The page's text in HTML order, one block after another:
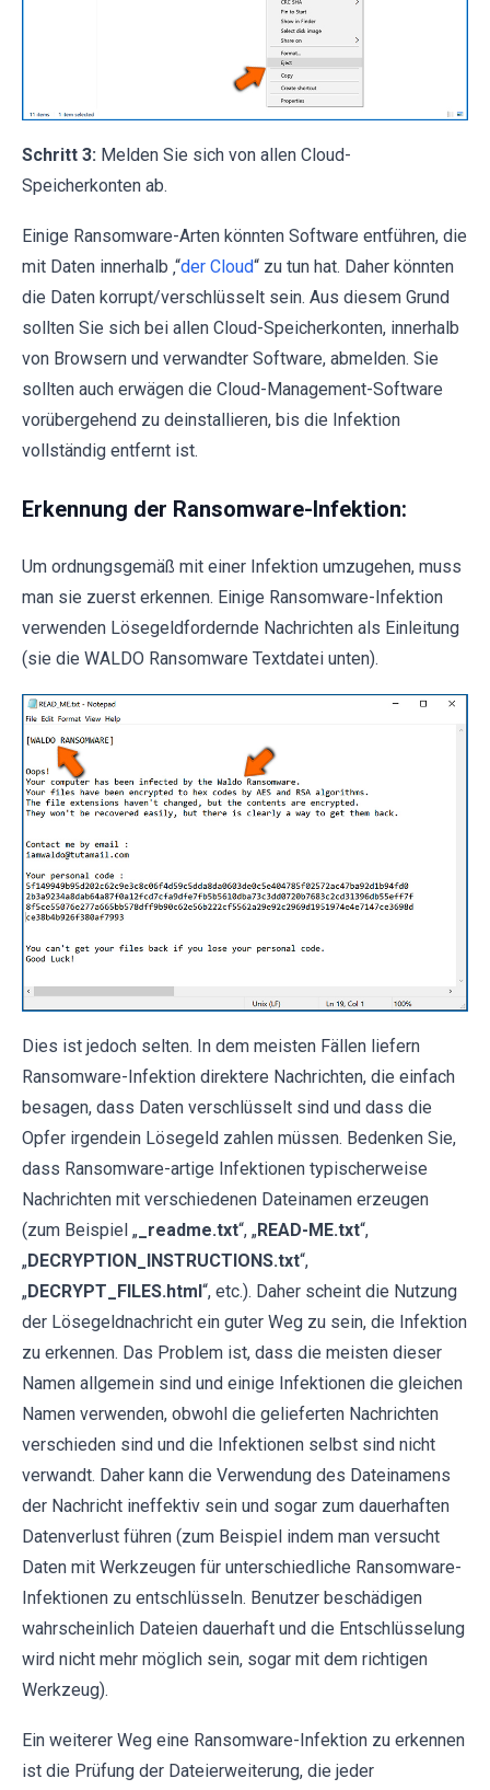
Schritt 3: Melden Sie sich von allen Cloud-
Speicherkonten ab.
Einige Ransomware-Arten könnten Software entführen, die
mit Daten innerhalb ‚“der Cloud“ zu tun hat. Daher könnten
die Daten korrupt/verschlüsselt sein. Aus diesem Grund
sollten Sie sich bei allen Cloud-Speicherkonten, innerhalb
von Browsern und verwandter Software, abmelden. Sie
sollten auch erwägen die Cloud-Management-Software
vorübergehend zu deinstallieren, bis die Infektion
vollständig entfernt ist.
Erkennung der Ransomware-Infektion:
Um ordnungsgemäß mit einer Infektion umzugehen, muss
man sie zuerst erkennen. Einige Ransomware-Infektion
verwenden Lösegeldfordernde Nachrichten als Einleitung
(sie die WALDO Ransomware Textdatei unten).
Dies ist jedoch selten. In dem meisten Fällen liefern
Ransomware-Infektion direktere Nachrichten, die einfach
besagen, dass Daten verschlüsselt sind und dass die
Opfer irgendein Lösegeld zahlen müssen. Bedenken Sie,
dass Ransomware-artige Infektionen typischerweise
Nachrichten mit verschiedenen Dateinamen erzeugen
(zum Beispiel „ _readme.txt“, „READ-ME.txt“,
„DECRYPTION_INSTRUCTIONS.txt“,
„DECRYPT_FILES.html “, etc.). Daher scheint die Nutzung
der Lösegeldnachricht ein guter Weg zu sein, die Infektion
zu erkennen. Das Problem ist, dass die meisten dieser
Namen allgemein sind und einige Infektionen die gleichen
Namen verwenden, obwohl die gelieferten Nachrichten
verschieden sind und die Infektionen selbst sind nicht
verwandt. Daher kann die Verwendung des Dateinamens
der Nachricht ineffektiv sein und sogar zum dauerhaften
Datenverlust führen (zum Beispiel indem man versucht
Daten mit Werkzeugen für unterschiedliche Ransomware-
Infektionen zu entschlüsseln. Benutzer beschädigen
wahrscheinlich Dateien dauerhaft und die Entschlüsselung
wird nicht mehr möglich sein, sogar mit dem richtigen
Werkzeug).
Ein weiterer Weg eine Ransomware-Infektion zu erkennen
ist die Prüfung der Dateierweiterung, die jeder